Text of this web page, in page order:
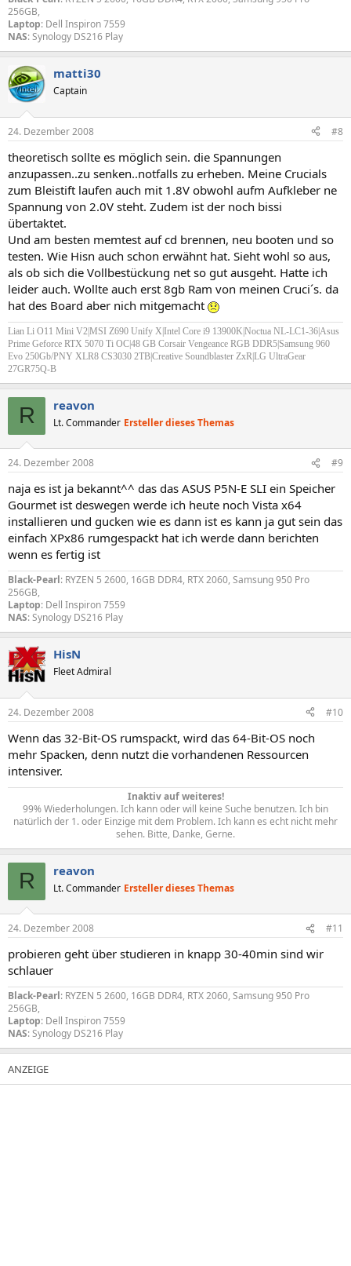
256GB,
Laptop: Dell Inspiron 7559
NAS: Synology DS216 Play
matti30
Captain
24. Dezember 2008 #8
theoretisch sollte es möglich sein. die Spannungen
anzupassen..zu senken..notfalls zu erheben. Meine Crucials
zum Bleistift laufen auch mit 1.8V obwohl aufm Aufkleber ne
Spannung von 2.0V steht. Zudem ist der noch bissi
übertaktet.
Und am besten memtest auf cd brennen, neu booten und so
testen. Wie Hisn auch schon erwähnt hat. Sieht wohl so aus,
als ob sich die Vollbestückung net so gut ausgeht. Hatte ich
leider auch. Wollte auch erst 8gb Ram von meinen Cruci´s. da
hat des Board aber nich mitgemacht
Lian Li O11 Mini V2|MSI Z690 Unify X|Intel Core i9 13900K|Noctua NL-LC1-36|Asus
Prime Geforce RTX 5070 Ti OC|48 GB Corsair Vengeance RGB DDR5|Samsung 960
Evo 250Gb/PNY XLR8 CS3030 2TB|Creative Soundblaster ZxR|LG UltraGear
27GR75Q-B
R reavon
Lt. Commander Ersteller dieses Themas
24. Dezember 2008 #9
naja es ist ja bekannt^^ das das ASUS P5N-E SLI ein Speicher
Gourmet ist deswegen werde ich heute noch Vista x64
installieren und gucken wie es dann ist es kann ja gut sein das
einfach XPx86 rumgespackt hat ich werde dann berichten
wenn es fertig ist
Black-Pearl: RYZEN 5 2600, 16GB DDR4, RTX 2060, Samsung 950 Pro
256GB,
Laptop: Dell Inspiron 7559
NAS: Synology DS216 Play
HisN
Fleet Admiral
24. Dezember 2008 #10
Wenn das 32-Bit-OS rumspackt, wird das 64-Bit-OS noch
mehr Spacken, denn nutzt die vorhandenen Ressourcen
intensiver.
Inaktiv auf weiteres!
99% Wiederholungen. Ich kann oder will keine Suche benutzen. Ich bin
natürlich der 1. oder Einzige mit dem Problem. Ich kann es echt nicht mehr
sehen. Bitte, Danke, Gerne.​
R reavon
Lt. Commander Ersteller dieses Themas
24. Dezember 2008 #11
probieren geht über studieren in knapp 30-40min sind wir
schlauer
Black-Pearl: RYZEN 5 2600, 16GB DDR4, RTX 2060, Samsung 950 Pro
256GB,
Laptop: Dell Inspiron 7559
NAS: Synology DS216 Play